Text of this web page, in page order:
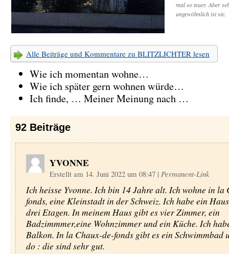
mal so teuer. Aber
ungewöhnlich ist sie.
Alle Beiträge und Kommentare zu BLITZLICHTER lesen
Wie ich momentan wohne…
Wie ich später gern wohnen würde…
Ich finde, … Meiner Meinung nach …
92 Beiträge
YVONNE
Erstellt am 14. Juni 2022 um 08:47 | Permanent-Link
Ich heisse Yvonne. Ich bin 14 Jahre alt. Ich wohne in la
fonds, eine Kleinstadt in der Schweiz. Ich habe ein
drei Etagen. In meinem Haus gibt es vier Zimmer, ein
Badzimmmer,eine Wohnzimmer und ein Küche. Ich
Balkon. In la Chaux-de-fonds gibt es ein Schwimmbad
do : die sind sehr gut.